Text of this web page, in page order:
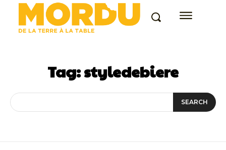
Tag:styledebiere
SEARCH